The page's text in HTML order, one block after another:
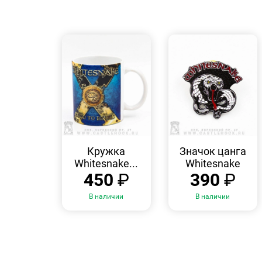
Кружка
Whitesnake...
450 ₽
В наличии
Значок цанга
Whitesnake
390 ₽
В наличии